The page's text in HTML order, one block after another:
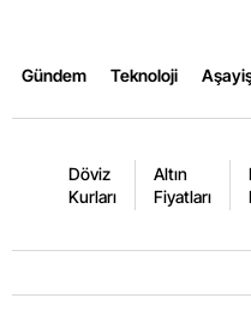
Gündem Teknoloji
Döviz
Kurları
Altın
Fiyatları